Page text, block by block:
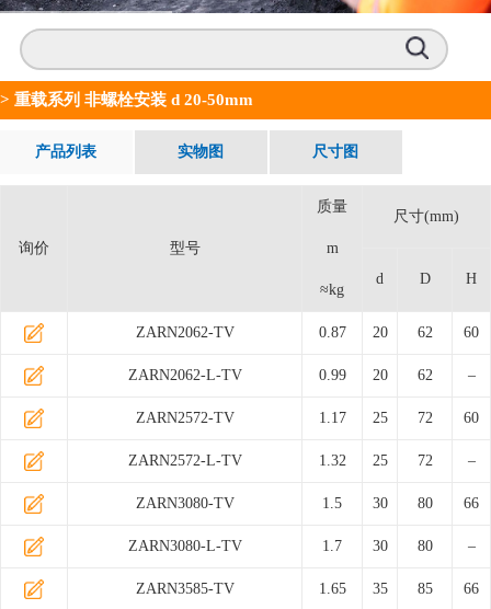
> 重载系列 非螺栓安装 d 20-50mm
产品列表 实物图 尺寸图
询价 型号
质量
m
≈kg
尺寸(mm)
d D H
ZARN2062-TV 0.87 20 62 60
ZARN2062-L-TV 0.99 20 62 –
ZARN2572-TV 1.17 25 72 60
ZARN2572-L-TV 1.32 25 72 –
ZARN3080-TV 1.5 30 80 66
ZARN3080-L-TV 1.7 30 80 –
ZARN3585-TV 1.65 35 85 66